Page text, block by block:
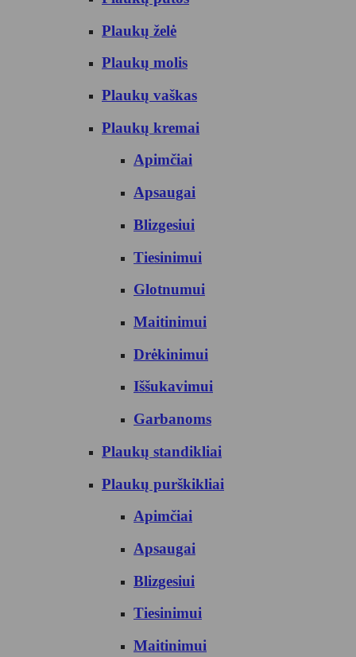
Plaukų želė
Plaukų molis
Plaukų vaškas
Plaukų kremai
Apimčiai
Apsaugai
Blizgesiui
Tiesinimui
Glotnumui
Maitinimui
Drėkinimui
Iššukavimui
Garbanoms
Plaukų standikliai
Plaukų purškikliai
Apimčiai
Apsaugai
Blizgesiui
Tiesinimui
Maitinimui